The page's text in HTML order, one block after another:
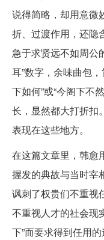
说得简略，却用意微
折、过渡作用，还隐
急于求贤远不如周公
耳”数字，余味曲包
下如何”或“今阁下不
长，显然都大打折扣
表现在这些地方。
在这篇文章里，韩愈
握发的典故与当时宰
讽刺了权贵们不重视
不重视人才的社会现
下”而要求得到任用